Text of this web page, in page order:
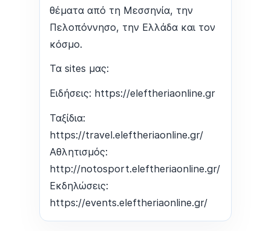
θέματα από τη Μεσσηνία, την
Πελοπόννησο, την Ελλάδα και τον
κόσμο.
Τα sites μας:
Ειδήσεις: https://eleftheriaonline.gr
Ταξίδια:
https://travel.eleftheriaonline.gr/
Αθλητισμός:
http://notosport.eleftheriaonline.gr/
Εκδηλώσεις:
https://events.eleftheriaonline.gr/